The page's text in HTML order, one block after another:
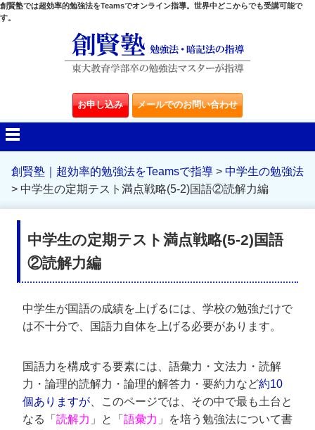
創賢塾では超効率的勉強法をTeamsでオンライン指導。世界中どこからでも受講可能で
す。
お申し込み メールでのお問い合わせ
創賢塾｜超効率的勉強法をTeamsで指導 > 中学生の勉強法
> 中学生の定期テスト満点戦略(5-2)国語②読解力編
中学生の定期テスト満点戦略(5-2)国語
②読解力編
中学生が国語の成績を上げるには、学校の勉強だけで
は不十分で、国語力自体を上げる必要があります。
国語力を構成する要素には、語彙力・文法力・読解
力・論理的読解力・論理的解答力・要約力など約10
個ありますが 、このページでは、その中で最も土台と
なる「 読解力 」と「 語彙力 」を培う勉強法について書